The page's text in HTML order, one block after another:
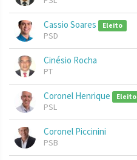
Cassio Soares Eleito
PSD
Cinésio Rocha
PT
Coronel Henrique Eleito
PSL
Coronel Piccinini
PSB